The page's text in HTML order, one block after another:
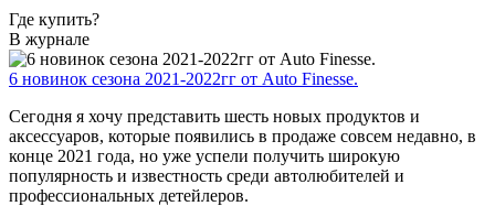
Где купить?
В журнале
6 новинок сезона 2021-2022гг от Auto Finesse.
Сегодня я хочу представить шесть новых продуктов и
аксессуаров, которые появились в продаже совсем недавно, в
конце 2021 года, но уже успели получить широкую
популярность и известность среди автолюбителей и
профессиональных детейлеров.